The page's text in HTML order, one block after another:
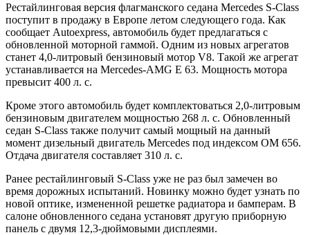
Рестайлинговая версия флагманского седана Mercedes S-Class
поступит в продажу в Европе летом следующего года. Как
сообщает Autoexpress, автомобиль будет предлагаться с
обновленной моторной гаммой. Одним из новых агрегатов
станет 4,0-литровый бензиновый мотор V8. Такой же агрегат
устанавливается на Mercedes-AMG E 63. Мощность мотора
превысит 400 л. с.
Кроме этого автомобиль будет комплектоваться 2,0-литровым
бензиновым двигателем мощностью 268 л. с. Обновленный
седан S-Class также получит самый мощный на данный
момент дизельный двигатель Mercedes под индексом OM 656.
Отдача двигателя составляет 310 л. с.
Ранее рестайлинговый S-Class уже не раз был замечен во
время дорожных испытаний. Новинку можно будет узнать по
новой оптике, измененной решетке радиатора и бамперам. В
салоне обновленного седана установят другую приборную
панель с двумя 12,3-дюймовыми дисплеями.